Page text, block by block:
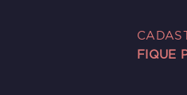
FIQUE